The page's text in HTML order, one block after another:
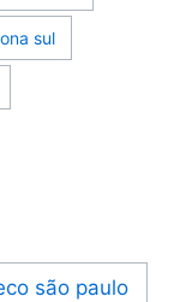
sul
são paulo